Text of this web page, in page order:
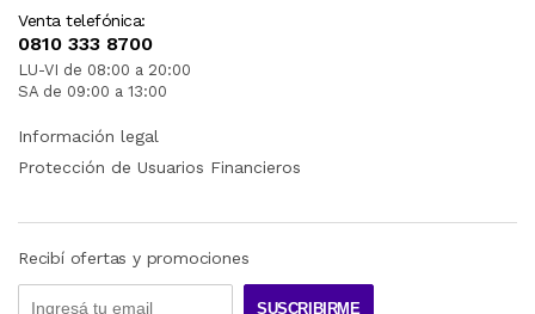
Venta telefónica:
0810 333 8700
LU-VI de 08:00 a 20:00
SA de 09:00 a 13:00
Información legal
Protección de Usuarios Financieros
Recibí ofertas y promociones
SUSCRIBIRME